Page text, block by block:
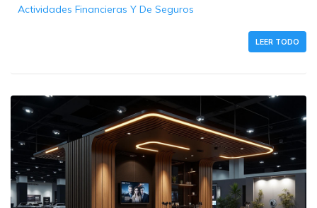
Actividades Financieras Y De Seguros
LEER TODO